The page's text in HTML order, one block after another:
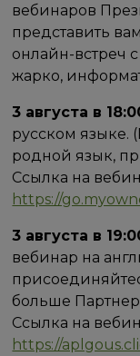
вебинаров
представить
онлайн-встреч
жарко,
3 августа в
русском языке.
родной язык,
Ссылка на
https://
3 августа в
вебинар на
больше
Ссылка на
https://